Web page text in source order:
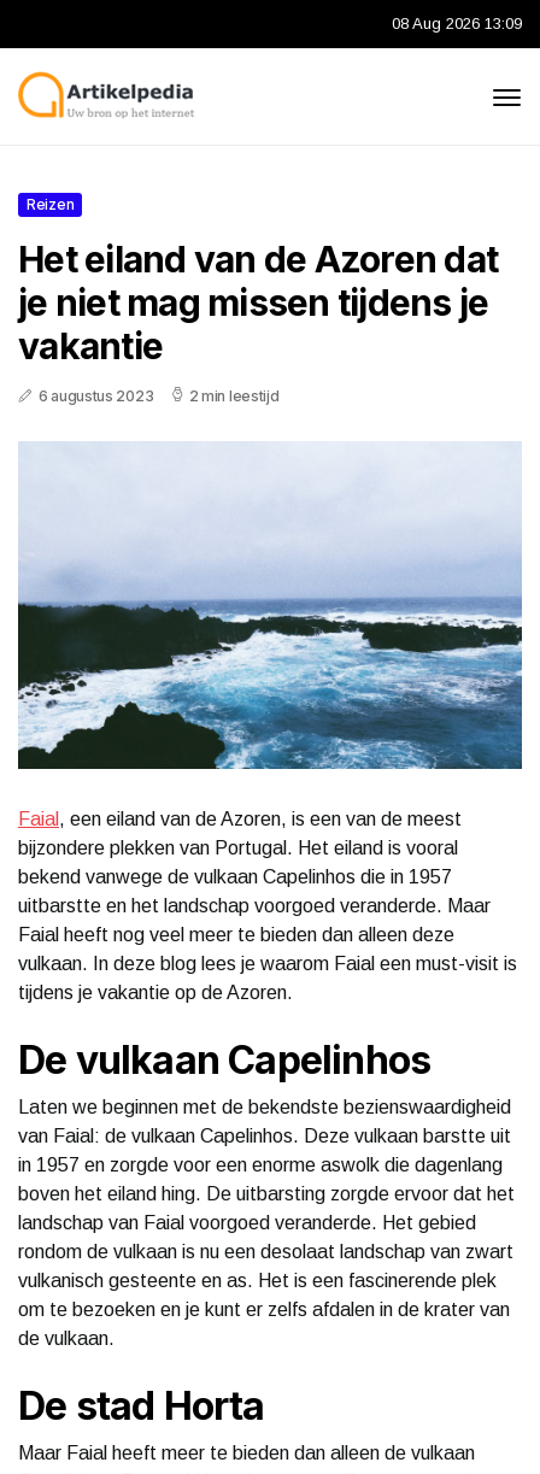
08 Aug 2026 13:09
Reizen
Het eiland van de Azoren dat
je niet mag missen tijdens je
vakantie
6 augustus 2023 2 min leestijd
Faial , een eiland van de Azoren, is een van de meest
bijzondere plekken van Portugal. Het eiland is vooral
bekend vanwege de vulkaan Capelinhos die in 1957
uitbarstte en het landschap voorgoed veranderde. Maar
Faial heeft nog veel meer te bieden dan alleen deze
vulkaan. In deze blog lees je waarom Faial een must-visit is
tijdens je vakantie op de Azoren.
De vulkaan Capelinhos
Laten we beginnen met de bekendste bezienswaardigheid
van Faial: de vulkaan Capelinhos. Deze vulkaan barstte uit
in 1957 en zorgde voor een enorme aswolk die dagenlang
boven het eiland hing. De uitbarsting zorgde ervoor dat het
landschap van Faial voorgoed veranderde. Het gebied
rondom de vulkaan is nu een desolaat landschap van zwart
vulkanisch gesteente en as. Het is een fascinerende plek
om te bezoeken en je kunt er zelfs afdalen in de krater van
de vulkaan.
De stad Horta
Maar Faial heeft meer te bieden dan alleen de vulkaan